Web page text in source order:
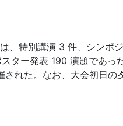
特別講演 3 件、シンポ
ター発表 190 演題であっ
れた。なお、大会初日の